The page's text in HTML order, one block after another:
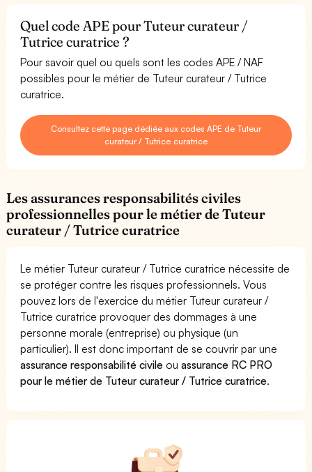
Quel code APE pour Tuteur curateur /
Tutrice curatrice ?
Pour savoir quel ou quels sont les codes APE / NAF
possibles pour le métier de Tuteur curateur / Tutrice
curatrice.
Consultez cette page dédiée aux codes APE de Tuteur
curateur / Tutrice curatrice
Les assurances responsabilités civiles
professionnelles pour le métier de Tuteur
curateur / Tutrice curatrice
Le métier Tuteur curateur / Tutrice curatrice nécessite de
se protéger contre les risques professionnels. Vous
pouvez lors de l'exercice du métier Tuteur curateur /
Tutrice curatrice provoquer des dommages à une
personne morale (entreprise) ou physique (un
particulier). Il est donc important de se couvrir par une
assurance responsabilité civile ouassurance RC PRO
pour le métier de Tuteur curateur / Tutrice curatrice.